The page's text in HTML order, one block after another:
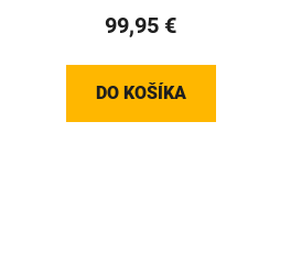
99,95 €
DO KOŠÍKA